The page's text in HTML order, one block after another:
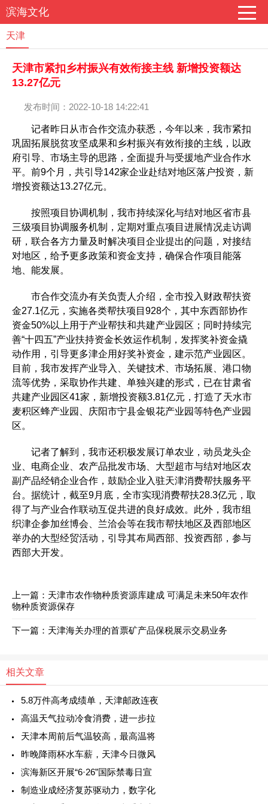
滨海文化
天津
天津市紧扣乡村振兴有效衔接主线 新增投资额达
13.27亿元
发布时间：2022-10-18 14:22:41
记者昨日从市合作交流办获悉，今年以来，我市紧扣
巩固拓展脱贫攻坚成果和乡村振兴有效衔接的主线，以政
府引导、市场主导的思路，全面提升与受援地产业合作水
平。前9个月，共引导142家企业赴结对地区落户投资，新
增投资额达13.27亿元。
按照项目协调机制，我市持续深化与结对地区省市县
三级项目协调服务机制，定期对重点项目进展情况走访调
研，联合各方力量及时解决项目企业提出的问题，对接结
对地区，给予更多政策和资金支持，确保合作项目能落
地、能发展。
市合作交流办有关负责人介绍，全市投入财政帮扶资
金27.1亿元，实施各类帮扶项目928个，其中东西部协作
资金50%以上用于产业帮扶和共建产业园区；同时持续完
善“十四五”产业扶持资金长效运作机制，发挥奖补资金撬
动作用，引导更多津企用好奖补资金，建示范产业园区。
目前，我市发挥产业导入、关键技术、市场拓展、港口物
流等优势，采取协作共建、单独兴建的形式，已在甘肃省
共建产业园区41家，新增投资额3.81亿元，打造了天水市
麦积区蜂产业园、庆阳市宁县金银花产业园等特色产业园
区。
记者了解到，我市还积极发展订单农业，动员龙头企
业、电商企业、农产品批发市场、大型超市与结对地区农
副产品经销企业合作，鼓励企业入驻天津消费帮扶服务平
台。据统计，截至9月底，全市实现消费帮扶28.3亿元，取
得了与产业合作联动互促共进的良好成效。此外，我市组
织津企参加丝博会、兰洽会等在我市帮扶地区及西部地区
举办的大型经贸活动，引导其布局西部、投资西部，参与
西部大开发。
上一篇： 天津市农作物种质资源库建成 可满足未来50年农作
物种质资源保存
下一篇： 天津海关办理的首票矿产品保税展示交易业务
相关文章
5.8万件高考成绩单，天津邮政连夜
高温天气拉动冷食消费，进一步拉
天津本周前后气温较高，最高温将
昨晚降雨杯水车薪，天津今日微风
滨海新区开展“6·26”国际禁毒日宣
制造业成经济复苏驱动力，数字化